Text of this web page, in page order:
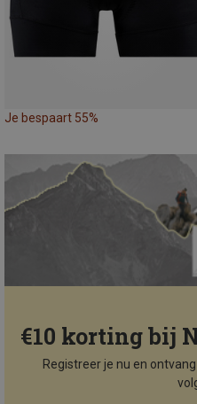
Je bespaart 55%
€10 korting bij
Registreer je nu en